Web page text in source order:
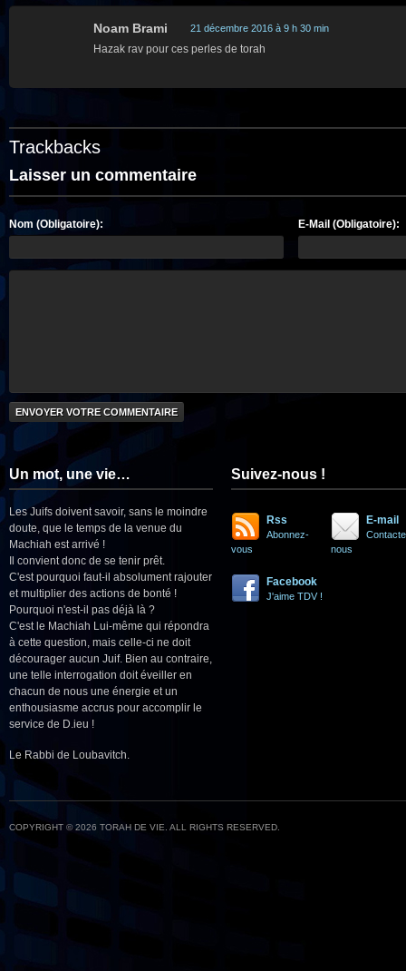
Noam Brami 21 décembre 2016 à 9 h 30 min
Hazak rav pour ces perles de torah
Trackbacks
Laisser un commentaire
Nom (Obligatoire): E-Mail (Obligatoire):
Un mot, une vie…
Les Juifs doivent savoir, sans le moindre
doute, que le temps de la venue du
Machiah est arrivé !
Il convient donc de se tenir prêt.
C'est pourquoi faut-il absolument rajouter
et multiplier des actions de bonté !
Pourquoi n'est-il pas déjà là ?
C'est le Machiah Lui-même qui répondra
à cette question, mais celle-ci ne doit
décourager aucun Juif. Bien au contraire,
une telle interrogation doit éveiller en
chacun de nous une énergie et un
enthousiasme accrus pour accomplir le
service de D.ieu !
Le Rabbi de Loubavitch.
Suivez-nous !
Rss
Abonnez-
vous
E-mail
nous
Facebook
J'aime TDV !
COPYRIGHT © 2026 TORAH DE VIE. ALL RIGHTS RESERVED.